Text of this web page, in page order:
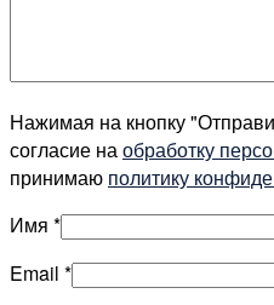
Нажимая на кнопку
согласие наобработку
принимаю политику
Имя *
Email *